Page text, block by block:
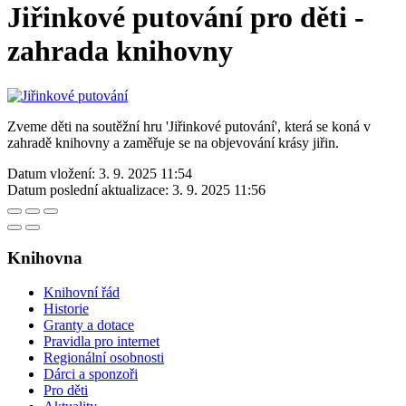
Jiřinkové putování pro děti -
zahrada knihovny
Zveme děti na soutěžní hru 'Jiřinkové putování', která se koná v
zahradě knihovny a zaměřuje se na objevování krásy jiřin.
Datum vložení: 3. 9. 2025 11:54
Datum poslední aktualizace: 3. 9. 2025 11:56
Knihovna
Knihovní řád
Historie
Granty a dotace
Pravidla pro internet
Regionální osobnosti
Dárci a sponzoři
Pro děti